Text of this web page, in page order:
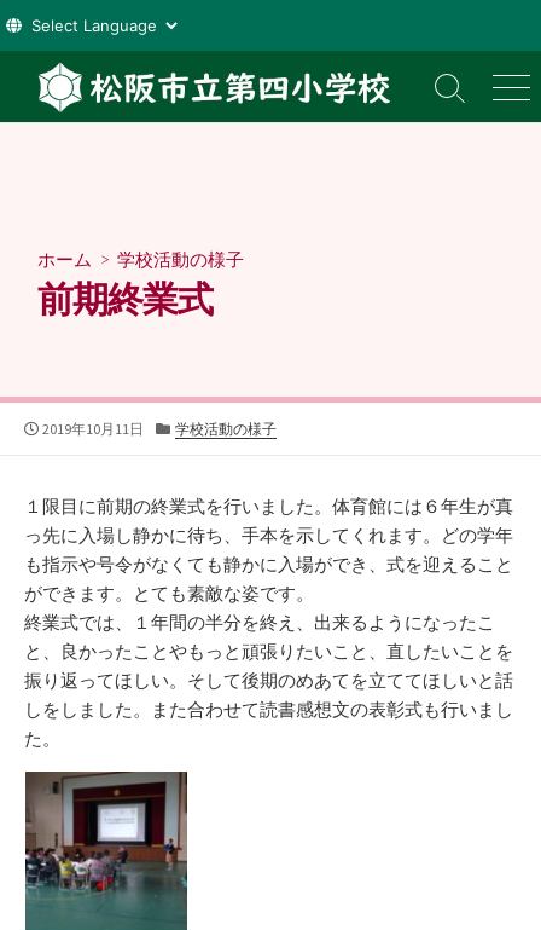
テ
検
索
メ
ニ
ホーム > 学校活動の様子
前期終業式
公
2019年10月11日
カ
リ
ー
学校活動の様子
１限目に前期の終業式を行いました。体育館には６年生が真
っ先に入場し静かに待ち、手本を示してくれます。どの学年
も指示や号令がなくても静かに入場ができ、式を迎えること
ができます。とても素敵な姿です。
終業式では、１年間の半分を終え、出来るようになったこ
と、良かったことやもっと頑張りたいこと、直したいことを
振り返ってほしい。そして後期のめあてを立ててほしいと話
しをしました。また合わせて読書感想文の表彰式も行いまし
た。